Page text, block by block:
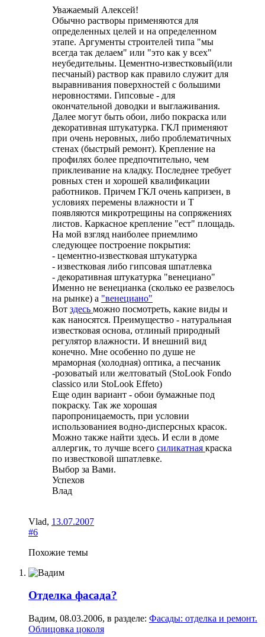
Уважаемый Алексей!
Обычно растворы применяются для
определенных целей и на определенном
этапе. Аргументы строителей типа "мы
всегда так делаем" или "это как у всех"
неубедительны. Цементно-известковый(или
песчаный) раствор как правило служит для
выравнивания поверхностей с большими
неровностями. Гипсовые - для
окончательной доводки и выглаживания.
Далее могут быть обои, либо покраска или
декоративная штукатурка. ГКЛ применяют
при очень неровных, либо проблематичных
стенах (быстрый ремонт). Крепление на
профилях более предпочтительно, чем
приклеивание на кладку. Последнее требует
ровных стен и хорошей квалификации
работников. Причем ГКЛ очень капризен, в
условиях перемены влажности и Т
появляются микротрещины на сопряжениях
листов. Каркасное крепление "ест" площадь.
На мой взгляд наиболее приемлимо
следующее построение покрытия:
- цементно-известковая штукатурка
- известковая либо гипсовая шпатлевка
- декоративная штукатурка "венециано"
Именно не венецианка (сколько ее развелось
на рынке) а "венециано"
Вот здесь можно посмотреть, какие виды и
как наносятся. Преимущество - натуральная
известковая основа, отлиный природный
регулятор влажности. И внешний вид
конечно. Мне особенно по душе не
мраморная (холодная) оптика, а песчаник
-розоватый или желтоватый (StoLook Fondo
classico или StoLook Effeto)
Еще один вариант - обои бумажные под
покраску. Так же хорошая
паропроницаемость, при условии
использованиея водно-дисперсных красок.
Можно также найти здесь. И если в доме
аллергик, то лучше всего силикатная краска
по известковой шпатлевке.
Выбор за Вами.
Успехов
Влад
Vlad, 13.07.2007
#6
Похожие темы
Отделка фасада?
Вадим, 08.03.2006, в разделе: Фасады: отделка и ремонт.
Облицовка цоколя